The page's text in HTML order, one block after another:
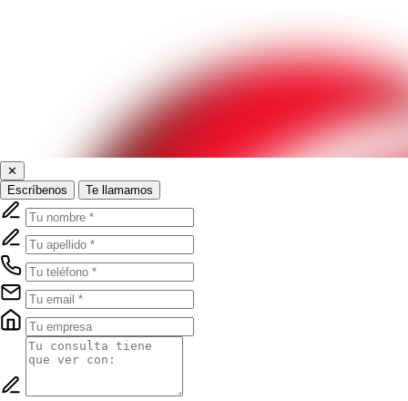
✕
Escríbenos
Te llamamos